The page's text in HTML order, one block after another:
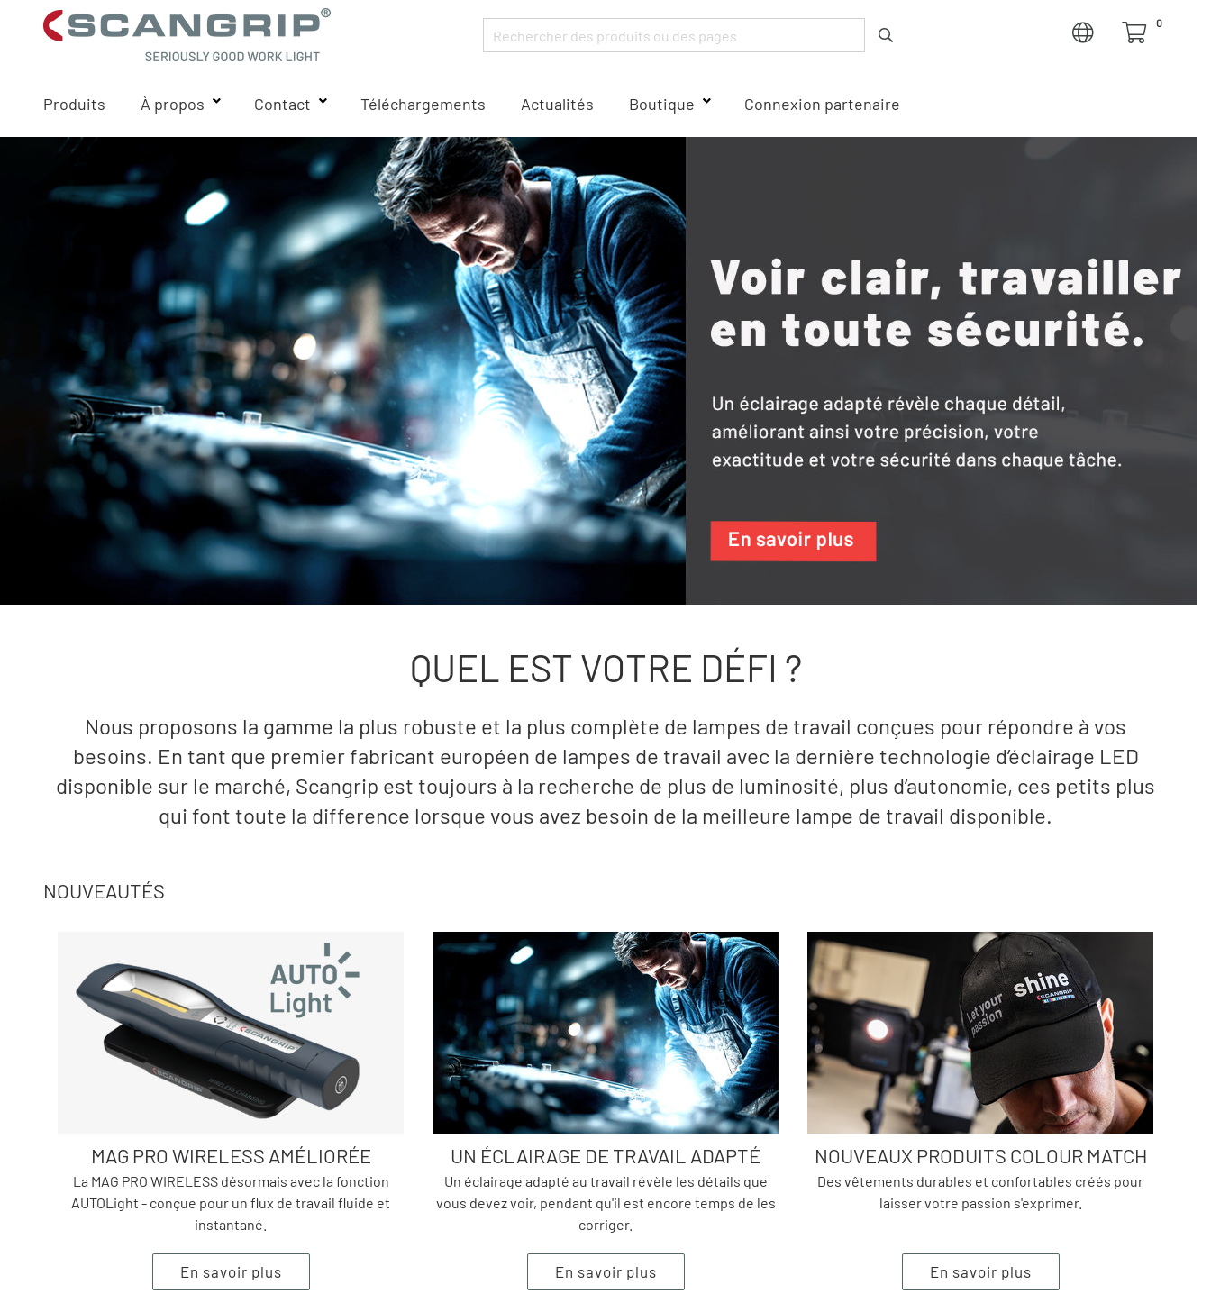
0
Produits À propos Contact Téléchargements Actualités Boutique Connexion partenaire
QUEL EST VOTRE DÉFI ?
Nous proposons la gamme la plus robuste et la plus complète de lampes de travail conçues pour répondre à vos
besoins. En tant que premier fabricant européen de lampes de travail avec la dernière technologie d’éclairage LED
disponible sur le marché, Scangrip est toujours à la recherche de plus de luminosité, plus d’autonomie, ces petits plus
qui font toute la difference lorsque vous avez besoin de la meilleure lampe de travail disponible.
NOUVEAUTÉS
MAG PRO WIRELESS AMÉLIORÉE
La MAG PRO WIRELESS désormais avec la fonction
AUTOLight - conçue pour un flux de travail fluide et
instantané.
En savoir plus
UN ÉCLAIRAGE DE TRAVAIL ADAPTÉ
Un éclairage adapté au travail révèle les détails que
vous devez voir, pendant qu'il est encore temps de les
corriger.
En savoir plus
NOUVEAUX PRODUITS COLOUR MATCH
Des vêtements durables et confortables créés pour
laisser votre passion s'exprimer.
En savoir plus